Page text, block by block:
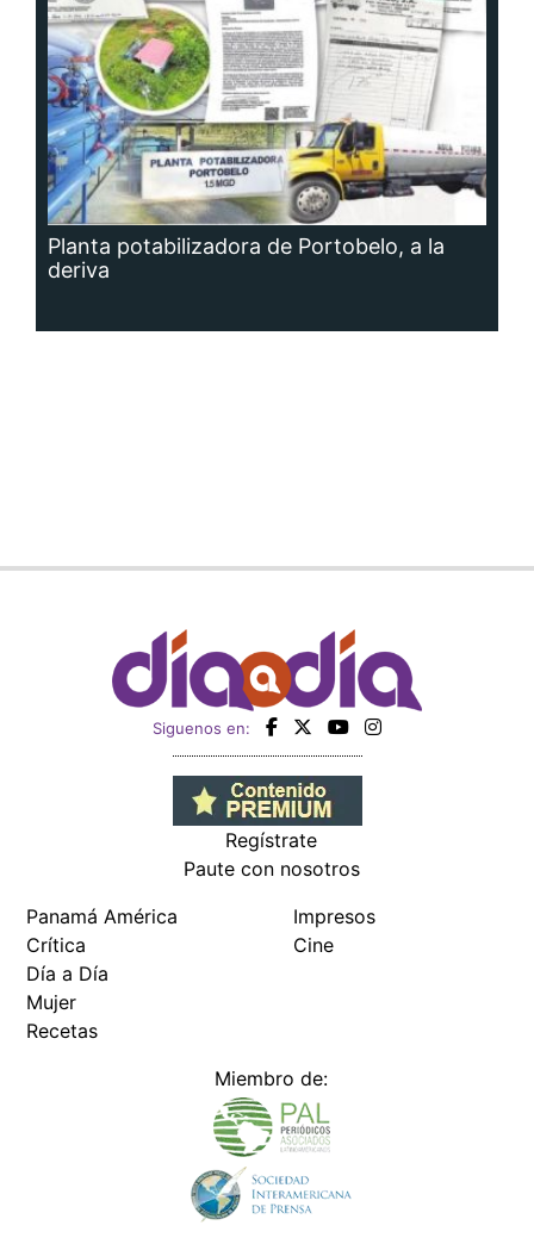
Planta potabilizadora de Portobelo, a la
deriva
Siguenos en:
Regístrate
Paute con nosotros
Panamá América
Crítica
Día a Día
Mujer
Recetas
Impresos
Cine
Miembro de: